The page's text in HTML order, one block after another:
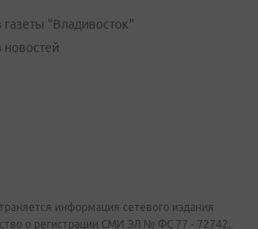
газеты "Владивосток"
новостей
информация сетевого издания
о регистрации СМИ ЭЛ № ФС 77 - 72742,